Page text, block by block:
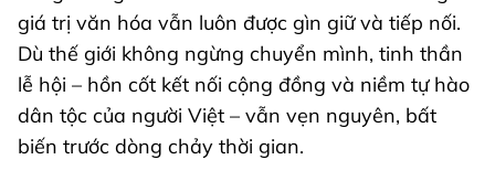
giá trị văn hóa vẫn luôn được gìn giữ và tiếp nối.
Dù thế giới không ngừng chuyển mình, tinh thần
lễ hội – hồn cốt kết nối cộng đồng và niềm tự hào
dân tộc của người Việt – vẫn vẹn nguyên, bất
biến trước dòng chảy thời gian.